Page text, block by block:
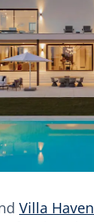
Villa Haven